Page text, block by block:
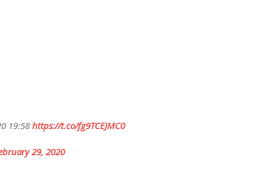
19:58 https://t.co/fg9TCEJMC0
29, 2020